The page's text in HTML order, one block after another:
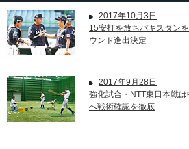
2017年10月3日
15安打を放ちパキスタン
ウンド進出決定
2017年9月28日
強化試合・NTT東日本戦は
へ戦術確認を徹底